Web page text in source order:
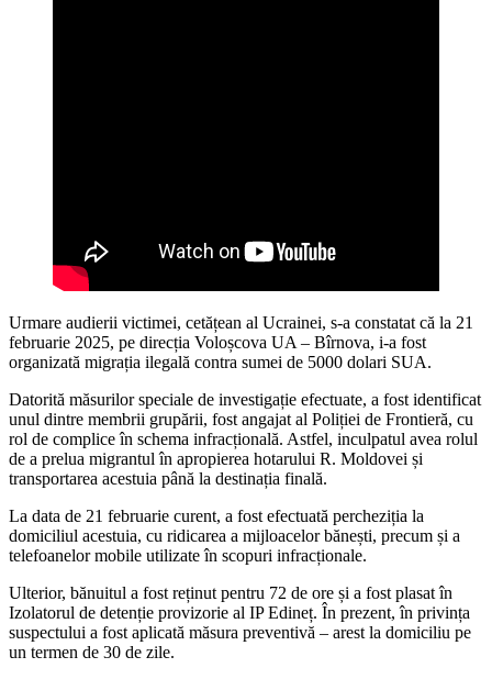
Urmare audierii victimei, cetățean al Ucrainei, s-a constatat că la 21
februarie 2025, pe direcția Voloșcova UA – Bîrnova, i-a fost
organizată migrația ilegală contra sumei de 5000 dolari SUA.
Datorită măsurilor speciale de investigație efectuate, a fost identificat
unul dintre membrii grupării, fost angajat al Poliției de Frontieră, cu
rol de complice în schema infracțională. Astfel, inculpatul avea rolul
de a prelua migrantul în apropierea hotarului R. Moldovei și
transportarea acestuia până la destinația finală.
La data de 21 februarie curent, a fost efectuată percheziția la
domiciliul acestuia, cu ridicarea a mijloacelor bănești, precum și a
telefoanelor mobile utilizate în scopuri infracționale.
Ulterior, bănuitul a fost reținut pentru 72 de ore și a fost plasat în
Izolatorul de detenție provizorie al IP Edineț. În prezent, în privința
suspectului a fost aplicată măsura preventivă – arest la domiciliu pe
un termen de 30 de zile.